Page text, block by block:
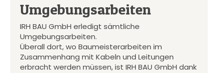
Umgebungsarbeiten
IRH BAU GmbH erledigt sämtliche
Umgebungsarbeiten.
Überall dort, wo Baumeisterarbeiten im
Zusammenhang mit Kabeln und Leitungen
erbracht werden müssen, ist IRH BAU GmbH dank